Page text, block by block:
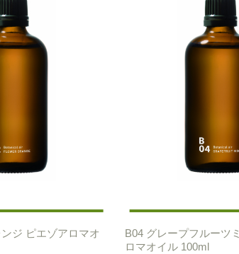
い
空気清浄･消臭 ビュー
ジ ピエゾアロマオ
B04 グレープフルーツ
ロマオイル 100ml